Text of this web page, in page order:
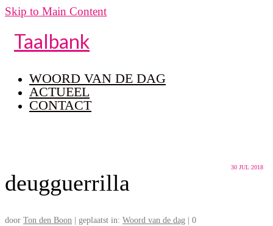
Skip to Main Content
Taalbank
WOORD VAN DE DAG
ACTUEEL
CONTACT
30 JUL 2018
deugguerrilla
door Ton den Boon geplaatst in: Woord van de dag 0